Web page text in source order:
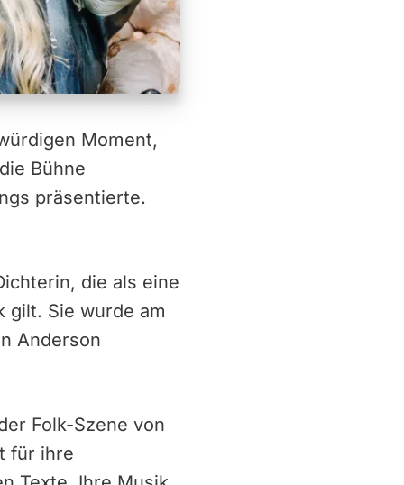
Moment,
Bühne
präsentierte.
die als eine
gilt. Sie wurde am
Anderson
Folk-Szene von
für ihre